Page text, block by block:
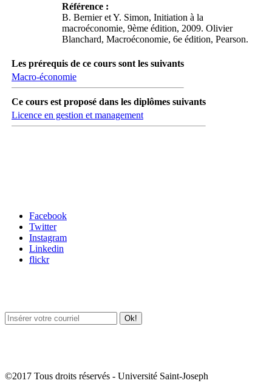
Référence :
B. Bernier et Y. Simon, Initiation à la
macroéconomie, 9ème édition, 2009. Olivier
Blanchard, Macroéconomie, 6e édition, Pearson.
Les prérequis de ce cours sont les suivants
Macro-économie
Ce cours est proposé dans les diplômes suivants
Licence en gestion et management
Facebook
Twitter
Instagram
Linkedin
flickr
©2017 Tous droits réservés - Université Saint-Joseph